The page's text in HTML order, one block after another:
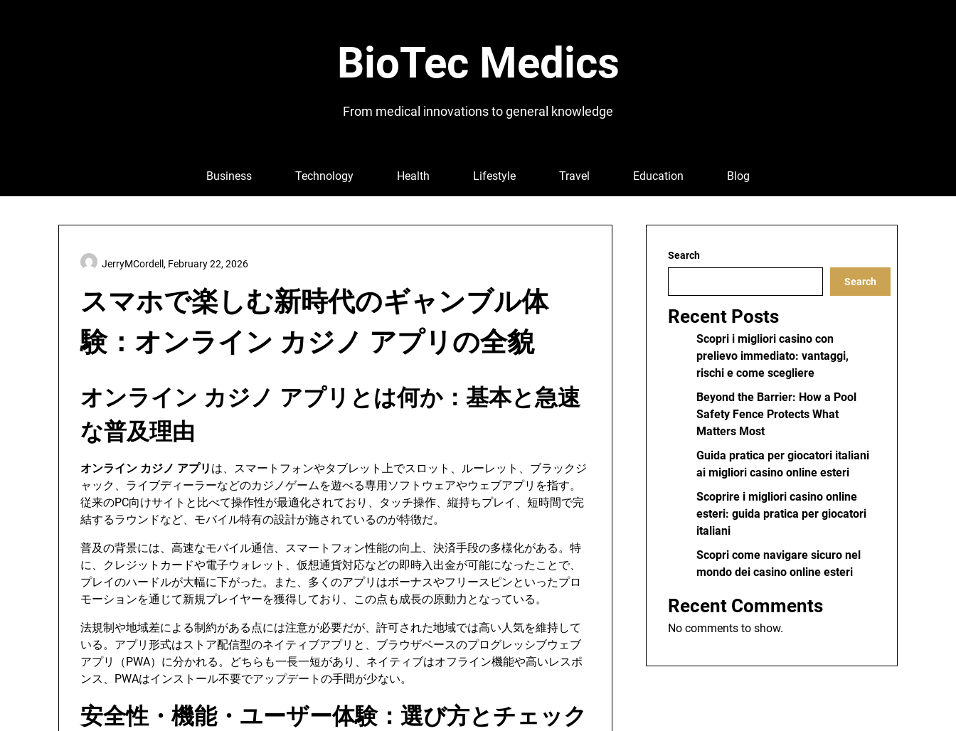
BioTec Medics
From medical innovations to general knowledge
Business Technology Health Lifestyle Travel Education Blog
スマホで楽しむ新時代のギャンブル体
験：オンライン カジノ アプリの全貌
JerryMCordell, February 22, 2026
オンライン カジノ アプリとは何か：基本と急速
な普及理由
オンライン カジノ アプリ は、スマートフォンやタブレット上でスロット、ルーレット、ブラックジ
ャック、ライブディーラーなどのカジノゲームを遊べる専用ソフトウェアやウェブアプリを指す。
従来のPC向けサイトと比べて操作性が最適化されており、タッチ操作、縦持ちプレイ、短時間で完
結するラウンドなど、モバイル特有の設計が施されているのが特徴だ。
普及の背景には、高速なモバイル通信、スマートフォン性能の向上、決済手段の多様化がある。特
に、クレジットカードや電子ウォレット、仮想通貨対応などの即時入出金が可能になったことで、
プレイのハードルが大幅に下がった。また、多くのアプリはボーナスやフリースピンといったプロ
モーションを通じて新規プレイヤーを獲得しており、この点も成長の原動力となっている。
法規制や地域差による制約がある点には注意が必要だが、許可された地域では高い人気を維持して
いる。アプリ形式はストア配信型のネイティブアプリと、ブラウザベースのプログレッシブウェブ
アプリ（PWA）に分かれる。どちらも一長一短があり、ネイティブはオフライン機能や高いレスポ
ンス、PWAはインストール不要でアップデートの手間が少ない。
安全性・機能・ユーザー体験：選び方とチェック
Search
Search
Recent Posts
Scopri i migliori casino con
prelievo immediato: vantaggi,
rischi e come scegliere
Beyond the Barrier: How a Pool
Safety Fence Protects What
Matters Most
Guida pratica per giocatori italiani
ai migliori casino online esteri
Scoprire i migliori casino online
esteri: guida pratica per giocatori
italiani
Scopri come navigare sicuro nel
mondo dei casino online esteri
Recent Comments
No comments to show.